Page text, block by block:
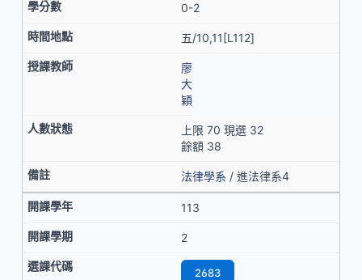
0-2
五/10,11[L112]
廖
大
穎
上限 70 現選 32
餘額 38
法律學系 / 進法律系4
113
2
2683